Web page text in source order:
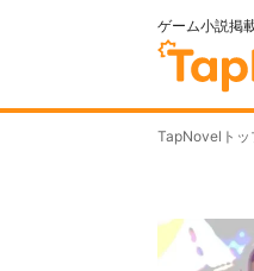
ゲーム小説掲
TapNovelトッ